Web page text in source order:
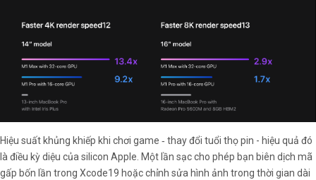
Hiệu suất khủng khiếp khi chơi game ‑ thay đổi tuổi thọ pin - hiệu quả đó
là điều kỳ diệu của silicon Apple. Một lần sạc cho phép bạn biên dịch mã
gấp bốn lần trong Xcode19 hoặc chỉnh sửa hình ảnh trong thời gian dài